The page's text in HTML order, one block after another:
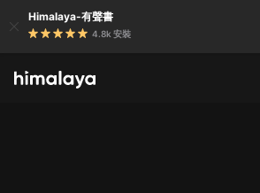
Himalaya-有聲書
4.8k 安裝